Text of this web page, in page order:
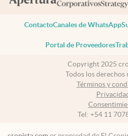
ContactoCanales de WhatsApp
Portal de Proveedores
Copyright 2025
Todos los derechos
Términos y
Tel: +54 11